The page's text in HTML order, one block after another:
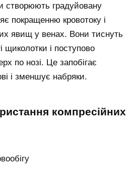
створюють градуйовану
покращенню кровотоку і
явищ у венах. Вони тиснуть
щиколотки і поступово
по нозі. Це запобігає
і зменшує набряки.
компресійних